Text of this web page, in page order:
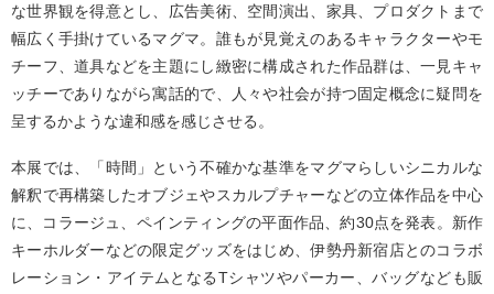
な世界観を得意とし、広告美術、空間演出、家具、プロダクトまで
幅広く手掛けているマグマ。誰もが見覚えのあるキャラクターやモ
チーフ、道具などを主題にし緻密に構成された作品群は、一見キャ
ッチーでありながら寓話的で、人々や社会が持つ固定概念に疑問を
呈するかような違和感を感じさせる。
本展では、「時間」という不確かな基準をマグマらしいシニカルな
解釈で再構築したオブジェやスカルプチャーなどの立体作品を中心
に、コラージュ、ペインティングの平面作品、約30点を発表。新作
キーホルダーなどの限定グッズをはじめ、伊勢丹新宿店とのコラボ
レーション・アイテムとなるTシャツやパーカー、バッグなども販